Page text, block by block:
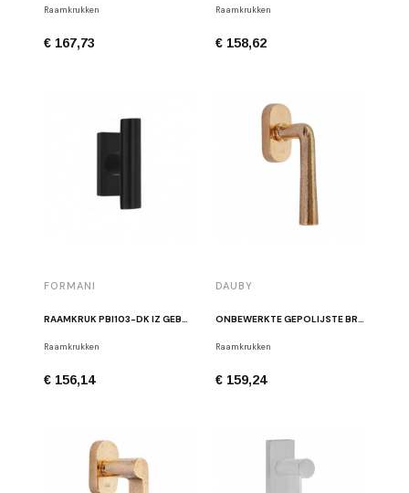
Raamkrukken
€ 167,73
Raamkrukken
€ 158,62
FORMANI
RAAMKRUK PBI103-DK IZ GEBORSTELD ZWART
Raamkrukken
€ 156,14
DAUBY
ONBEWERKTE GEPOLIJSTE BRONZEN RAAMKRUK PH1925+ DK RBP.
Raamkrukken
€ 159,24